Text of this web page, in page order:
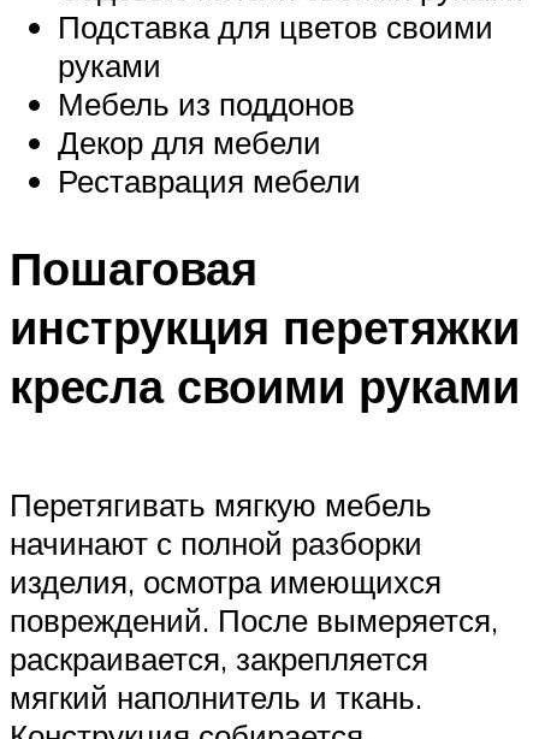
Подставка для цветов своими
руками
Мебель из поддонов
Декор для мебели
Реставрация мебели
Пошаговая
инструкция перетяжки
кресла своими руками
Перетягивать мягкую мебель
начинают с полной разборки
изделия, осмотра имеющихся
повреждений. После вымеряется,
раскраивается, закрепляется
мягкий наполнитель и ткань.